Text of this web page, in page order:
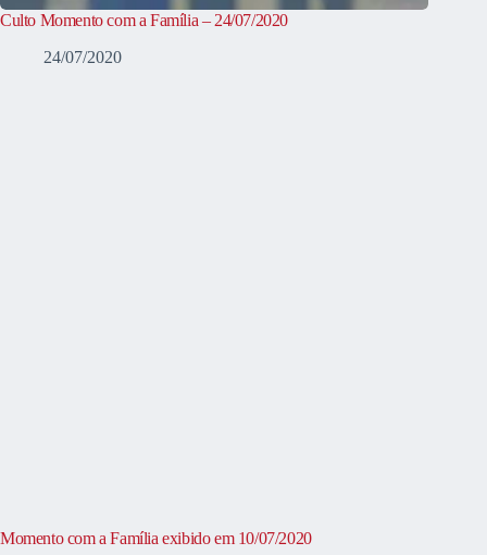
Culto Momento com a Família – 24/07/2020
24/07/2020
Momento com a Família exibido em 10/07/2020